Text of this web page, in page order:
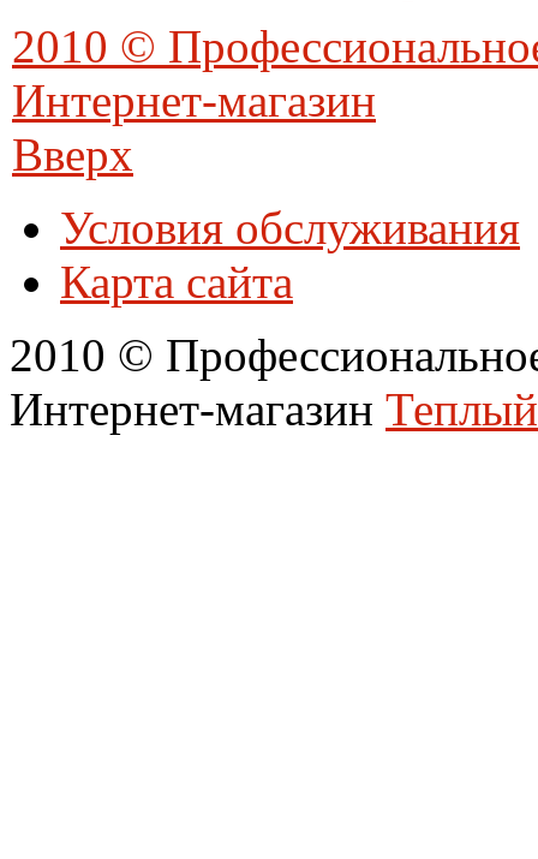
2010 ©
Интернет-магазин
Вверх
Условия обслуживания
Карта сайта
2010 ©
Интернет-магазин